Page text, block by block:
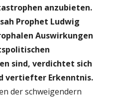
anzubieten.
Prophet Ludwig
Auswirkungen
sind, verdichtet sich
vertiefter Erkenntnis.
der schweigendern